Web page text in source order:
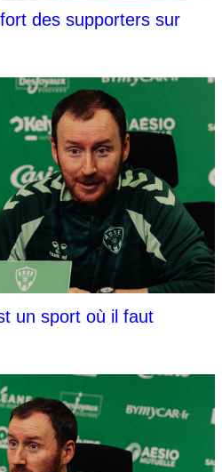
des supporters sur
un sport où il faut